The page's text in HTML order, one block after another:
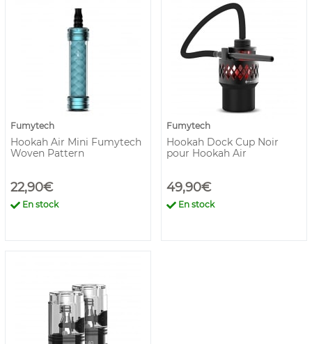
Fumytech
Hookah Air Mini Fumytech
Woven Pattern
22,90€
En stock
Fumytech
Hookah Dock Cup Noir
pour Hookah Air
49,90€
En stock